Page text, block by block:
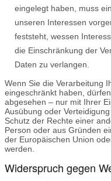
eingelegt haben, muss
unseren Interessen
feststeht, wessen
die Einschränkung der
Daten zu verlangen.
Wenn Sie die Verarbeitung
eingeschränkt haben,
abgesehen – nur mit Ihrer
Ausübung oder
Schutz der Rechte einer
Person oder aus Gründen
der Europäischen Union
werden.
Widerspruch gegen